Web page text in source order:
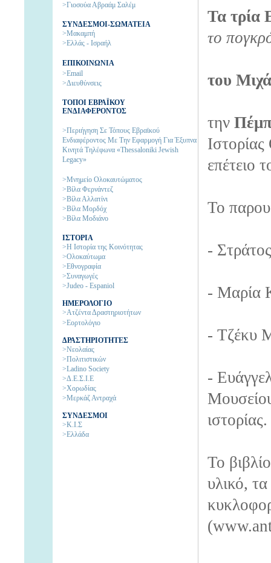
>Γιοσούα Αβραάμ Σαλέμ
ΣΥΝΔΕΣΜΟΙ-ΣΩΜΑΤΕΙΑ
>Μακαμπή
>Ελλάς - Ισραήλ
ΕΠΙΚΟΙΝΩΝΙΑ
>Email
>Διευθύνσεις
ΤΟΠΟΙ ΕΒΡΑΪΚΟΥ
ΕΝΔΙΑΦΕΡΟΝΤΟΣ
>Περιήγηση Σε Τόπους Εβραϊκού
Ενδιαφέροντος Με Την Εφαρμογή Για Έξυπνα
Κινητά Τηλέφωνα «Thessaloniki Jewish
Legacy»
>Μνημείο Ολοκαυτώματος
>Βίλα Φερνάντεζ
>Βίλα Αλλατίνι
>Βίλα Μορδόχ
>Βίλα Μοδιάνο
ΙΣΤΟΡΙΑ
>H Ιστορία της Kοινότητας
>Ολοκαύτωμα
>Εθνογραφία
>Συναγωγές
>Judeo - Espaniol
ΗΜΕΡΟΛΟΓΙΟ
>Ατζέντα Δραστηριοτήτων
>Εορτολόγιο
ΔΡΑΣΤΗΡΙΟΤΗΤΕΣ
>Νεολαίας
>Πολιτιστικών
>Ladino Society
>Δ.Ε.Σ.Ι.Ε
>Χορωδίας
>Μερκάζ Αντραχά
ΣΥΝΔΕΣΜΟΙ
>Κ.Ι.Σ
>Ελλάδα
Τα τρία
το
του
την
επέτειο
Το
-
- Μαρία
- Τζέκυ
-
ιστορίας.
Το
υλικό,